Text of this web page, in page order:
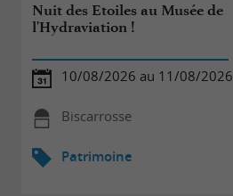
Nuit des Etoiles au Musée de
l'Hydraviation !
10/08/2026 au 11/08/2026
Biscarrosse
Patrimoine